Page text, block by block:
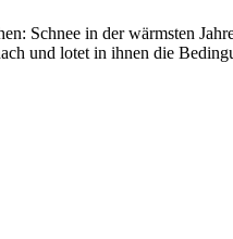
Schnee in der wärmsten
und lotet in ihnen die